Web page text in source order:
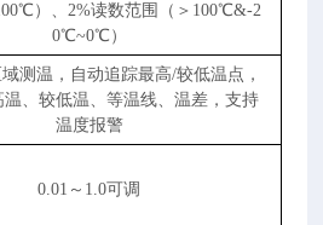
）、2%读数范围（＞100℃&-2
0℃~0℃）
测温，自动追踪最高/较低温点，
温、较低温、等温线、温差，支持
温度报警
0.01～1.0可调